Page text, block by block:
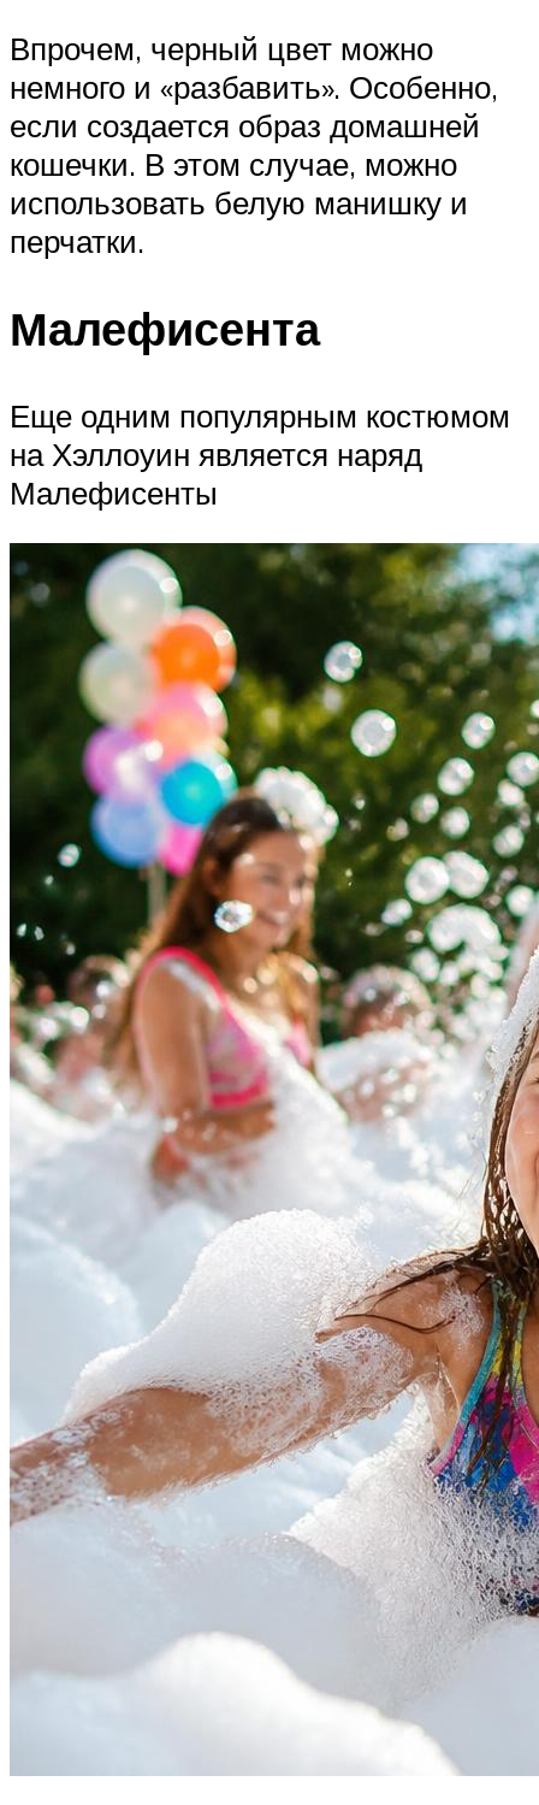
Впрочем, черный цвет можно
немного и «разбавить». Особенно,
если создается образ домашней
кошечки. В этом случае, можно
использовать белую манишку и
перчатки.
Малефисента
Еще одним популярным костюмом
на Хэллоуин является наряд
Малефисенты